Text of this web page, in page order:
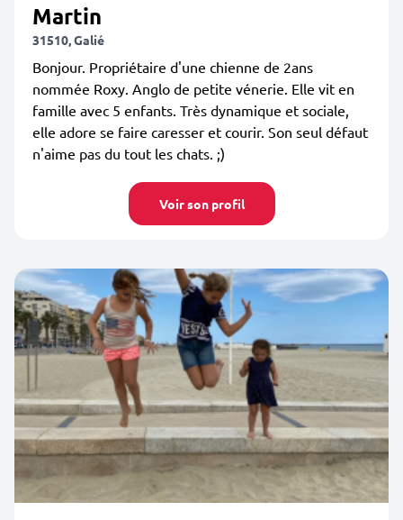
Martin
31510, Galié
Bonjour. Propriétaire d'une chienne de 2ans
nommée Roxy. Anglo de petite vénerie. Elle vit en
famille avec 5 enfants. Très dynamique et sociale,
elle adore se faire caresser et courir. Son seul défaut
n'aime pas du tout les chats. ;)
Voir son profil